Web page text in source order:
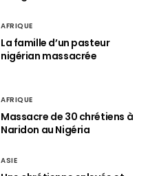
AFRIQUE
La famille d’un pasteur
nigérian massacrée
AFRIQUE
Massacre de 30 chrétiens à
Naridon au Nigéria
ASIE